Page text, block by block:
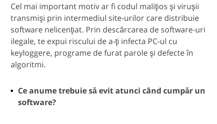
Cel mai important motiv ar fi codul maliţios şi viruşii
transmişi prin intermediul site-urilor care distribuie
software nelicenţiat. Prin descărcarea de software-uri
ilegale, te expui riscului de a-ţi infecta PC-ul cu
keyloggere, programe de furat parole şi defecte în
algoritmi.
Ce anume trebuie să evit atunci când cumpăr un
software?